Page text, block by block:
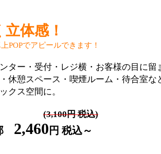
立体感！
POPでアピールできます！
ター・受付・レジ横・お客様の目に留
休憩スペース・喫煙ルーム・待合室な
クス空間に。
(3,100円 税込)
2,460 円 税込～